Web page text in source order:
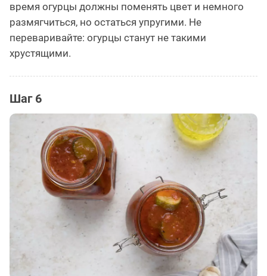
время огурцы должны поменять цвет и немного
размягчиться, но остаться упругими. Не
переваривайте: огурцы станут не такими
хрустящими.
Шаг 6